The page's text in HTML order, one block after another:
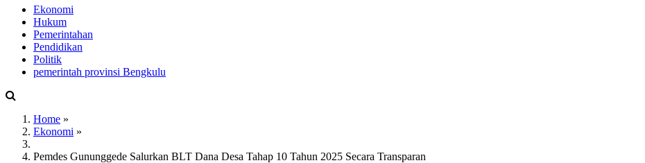
Main
navigation
Ekonomi
Hukum
Pemerintahan
Pendidikan
Politik
pemerintah provinsi Bengkulu
Breadcrumb
Home »
Ekonomi »
Pemdes Gununggede Salurkan BLT Dana Desa Tahap 10 Tahun 2025 Secara Transparan